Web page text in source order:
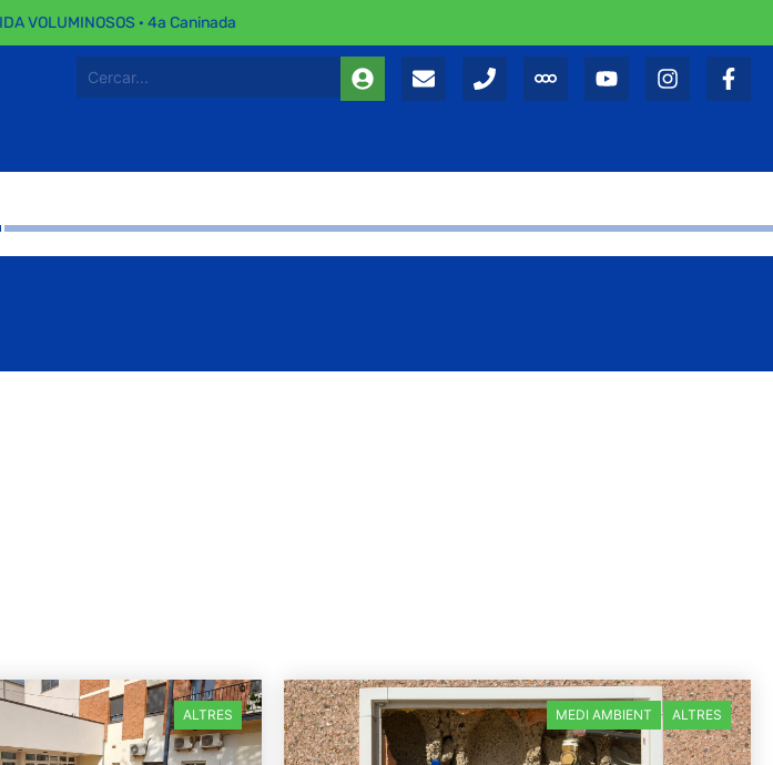
· 4a Caninada
ALTRES MEDI AMBIENT ALTRES